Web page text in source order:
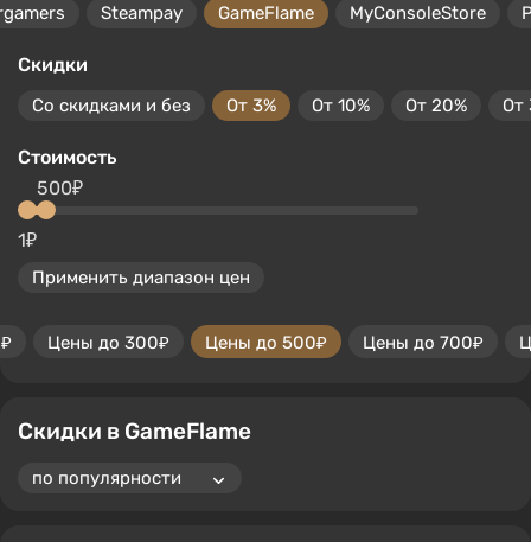
Steampay GameFlame MyConsoleStore
Скидки
Со скидками и без От 3% От 10% От 20% От
Стоимость
1₽
500₽
Применить диапазон цен
Цены до 300₽ Цены до 500₽ Цены до 700₽
Скидки в GameFlame